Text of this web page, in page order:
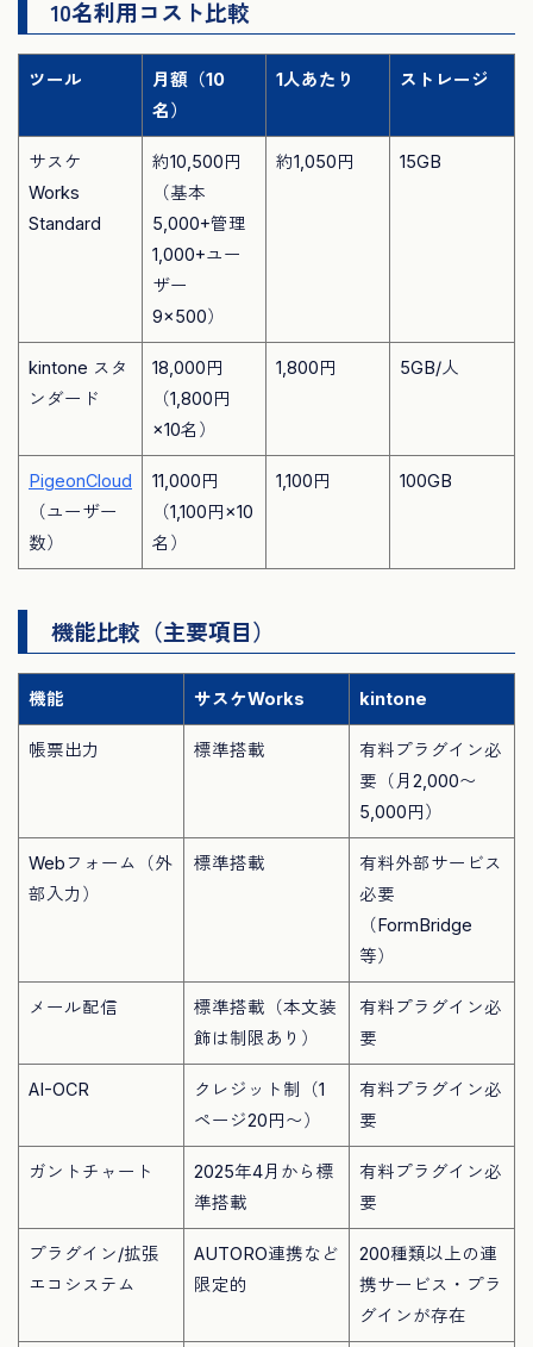
10名利用コスト比較
ツール
月額（10
名）
1人あたり ストレージ
サスケ
Works
Standard
約10,500円
（基本
5,000+管理
1,000+ユー
ザー
9×500）
約1,050円 15GB
kintone スタ
ンダード
18,000円
（1,800円
×10名）
1,800円 5GB/人
PigeonCloud
（ユーザー
数）
11,000円
（1,100円×10
名）
1,100円 100GB
機能比較（主要項目）
機能 サスケWorks kintone
帳票出力 標準搭載
有料プラグイン必
要（月2,000〜
5,000円）
Webフォーム（外
部入力）
標準搭載
有料外部サービス
必要
（FormBridge
等）
メール配信
標準搭載（本文装
飾は制限あり）
有料プラグイン必
要
AI-OCR
クレジット制（1
ページ20円〜）
有料プラグイン必
要
ガントチャート
2025年4月から標
準搭載
有料プラグイン必
要
プラグイン/拡張
エコシステム
AUTORO連携など
限定的
200種類以上の連
携サービス・プラ
グインが存在